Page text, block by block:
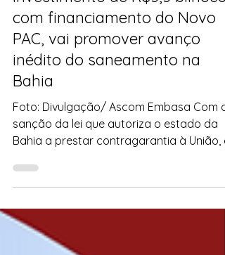
Investimento de R$5,5 bilhões,
com financiamento do Novo
PAC, vai promover avanço
inédito do saneamento na
Bahia
Foto: Divulgação/ Ascom Embasa Com a
sanção da lei que autoriza o estado da
Bahia a prestar contragarantia à União, a
em recursos do Novo PAC, que
possibilitarão à empresa promover um
avanço inédito do saneamento na Bahia.